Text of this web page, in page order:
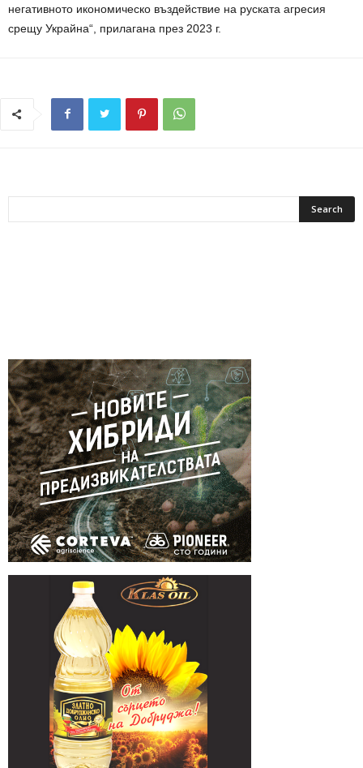
негативното икономическо въздействие на руската агресия
срещу Украйна“, прилагана през 2023 г.